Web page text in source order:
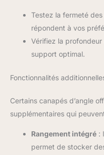
Testez la fermeté
répondent à vos
Vérifiez la profondeur
support optimal.
Fonctionnalités
Certains canapés d’angle
supplémentaires qui
Rangement intégré :
permet de stocker